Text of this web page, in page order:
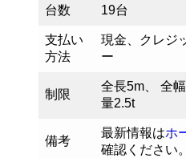
台数 19台
支払い
方法
現金、クレジ
ー
制限
全長5m、 全
量2.5t
備考
最新情報はホ
確認ください。